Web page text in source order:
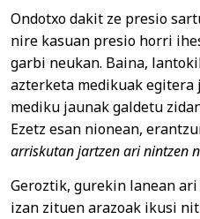
Ondotxo dakit ze presio
nire kasuan presio horri
garbi neukan. Baina,
azterketa medikuak egitera
mediku jaunak galdetu
Ezetz esan nionean,
arriskutan jartzen ari nintzen
Geroztik, gurekin lanean
izan zituen arazoak ikusi